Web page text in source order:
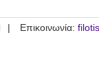
Επικοινωνία: